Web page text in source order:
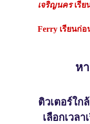
เจริญนครเรีย
Ferry เรียนก่
ห
ติวเตอร์ใก
เลือกเวล